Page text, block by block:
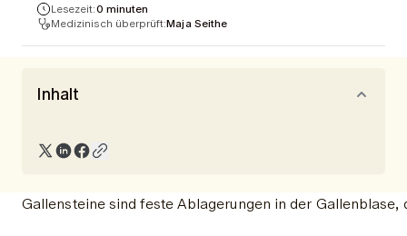
Lesezeit:0 minuten
Medizinisch überprüft:Maja Seithe
Inhalt
Gallensteine sind feste Ablagerungen in der